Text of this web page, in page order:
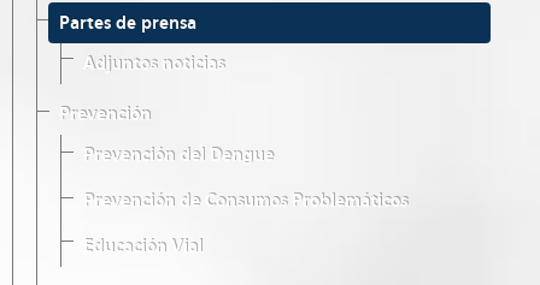
Partes de prensa
Adjuntos noticias
Prevención
Prevención del Dengue
Prevención de Consumos Problemáticos
Educación Vial